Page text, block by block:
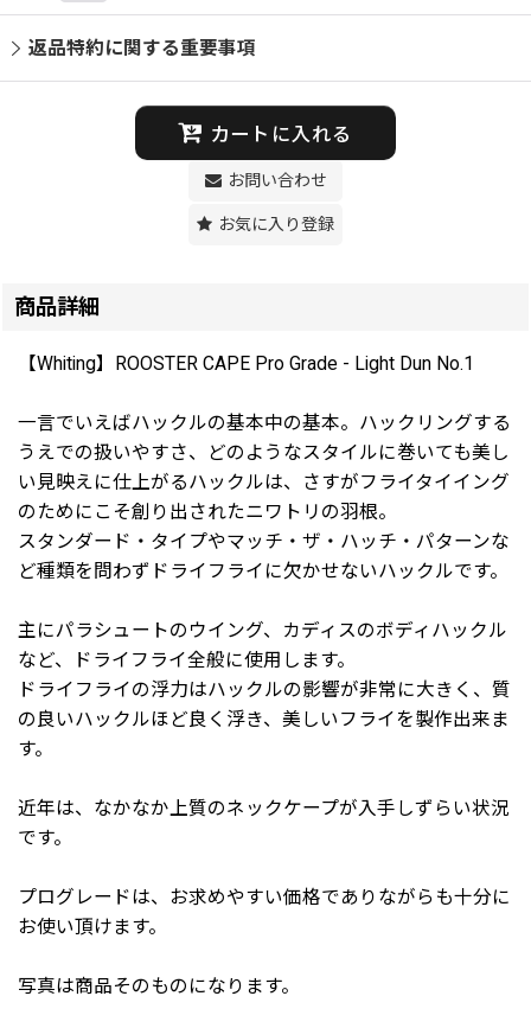
返品特約に関する重要事項
カートに入れる
お問い合わせ
お気に入り登録
商品詳細
【Whiting】ROOSTER CAPE Pro Grade - Light Dun No.1
一言でいえばハックルの基本中の基本。ハックリングする
うえでの扱いやすさ、どのようなスタイルに巻いても美し
い見映えに仕上がるハックルは、さすがフライタイイング
のためにこそ創り出されたニワトリの羽根。
スタンダード・タイプやマッチ・ザ・ハッチ・パターンな
ど種類を問わずドライフライに欠かせないハックルです。
主にパラシュートのウイング、カディスのボディハックル
など、ドライフライ全般に使用します。
ドライフライの浮力はハックルの影響が非常に大きく、質
の良いハックルほど良く浮き、美しいフライを製作出来ま
す。
近年は、なかなか上質のネックケープが入手しずらい状況
です。
プログレードは、お求めやすい価格でありながらも十分に
お使い頂けます。
写真は商品そのものになります。